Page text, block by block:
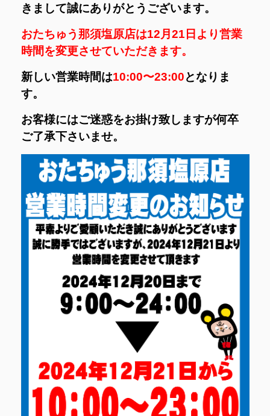
きまして誠にありがとうございます。
おたちゅう那須塩原店は12月21日より営業
時間を変更させていただきます。
新しい営業時間は10:00〜23:00となりま
す。
お客様にはご迷惑をお掛け致しますが何卒
ご了承下さいませ。